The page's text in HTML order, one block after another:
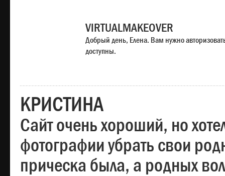
VIRTUALMAKEOVER
Добрый день, Елена. Вам нужно
доступны.
КРИСТИНА
Сайт очень хороший, но
фотографии убрать свои
прическа была, а родных